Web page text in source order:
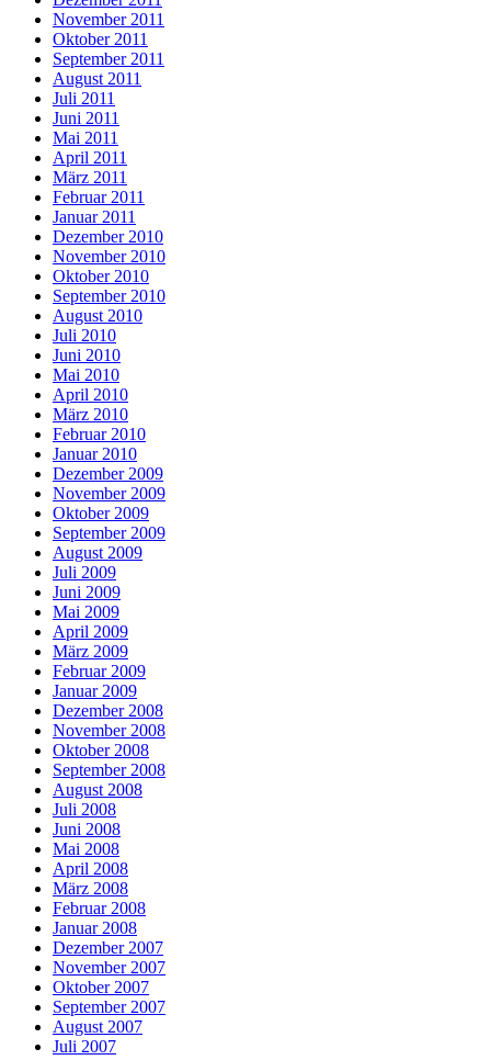
November 2011
Oktober 2011
September 2011
August 2011
Juli 2011
Juni 2011
Mai 2011
April 2011
März 2011
Februar 2011
Januar 2011
Dezember 2010
November 2010
Oktober 2010
September 2010
August 2010
Juli 2010
Juni 2010
Mai 2010
April 2010
März 2010
Februar 2010
Januar 2010
Dezember 2009
November 2009
Oktober 2009
September 2009
August 2009
Juli 2009
Juni 2009
Mai 2009
April 2009
März 2009
Februar 2009
Januar 2009
Dezember 2008
November 2008
Oktober 2008
September 2008
August 2008
Juli 2008
Juni 2008
Mai 2008
April 2008
März 2008
Februar 2008
Januar 2008
Dezember 2007
November 2007
Oktober 2007
September 2007
August 2007
Juli 2007